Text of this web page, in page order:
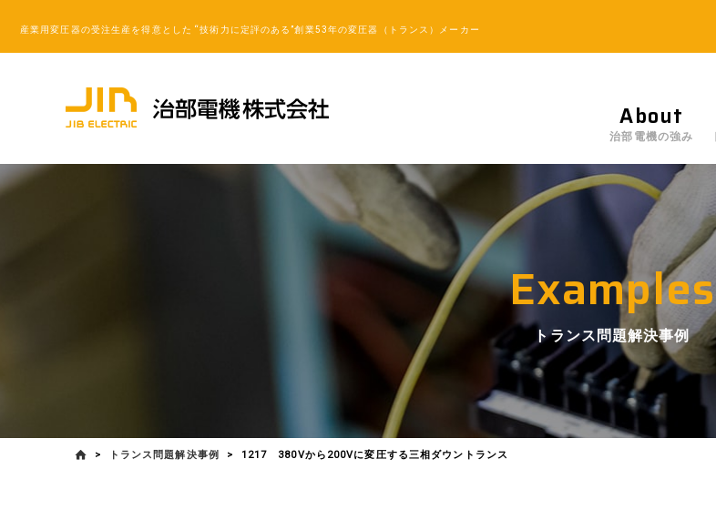
産業用変圧器の受注生産を得意とした “技術力に定評のある”創業53年の変圧器（トランス）メーカー
About
治部電機の強み
Examples
トランス問題解決事例
> トランス問題解決事例 > 1217 380Vから200Vに変圧する三相ダウントランス